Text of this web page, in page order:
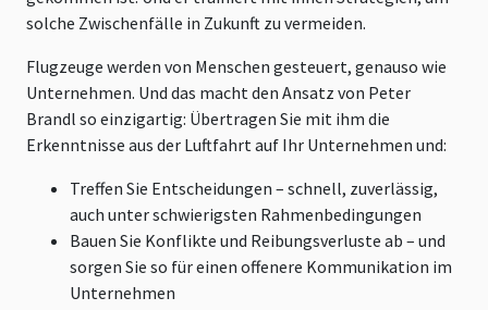
solche Zwischenfälle in Zukunft zu vermeiden.
Flugzeuge werden von Menschen gesteuert, genauso wie
Unternehmen. Und das macht den Ansatz von Peter
Brandl so einzigartig: Übertragen Sie mit ihm die
Erkenntnisse aus der Luftfahrt auf Ihr Unternehmen und:
Treffen Sie Entscheidungen – schnell, zuverlässig,
auch unter schwierigsten Rahmenbedingungen
Bauen Sie Konflikte und Reibungsverluste ab – und
sorgen Sie so für einen offenere Kommunikation im
Unternehmen